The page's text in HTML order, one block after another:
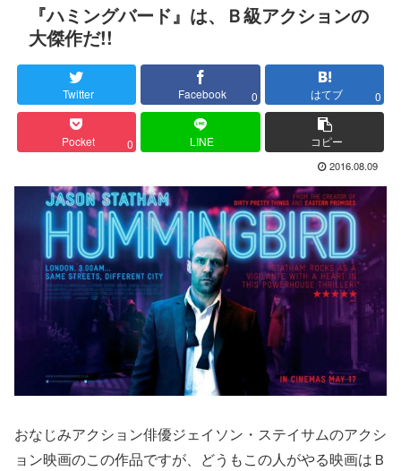
『ハミングバード』は、Ｂ級アクションの
大傑作だ!!
Twitter Facebook 0 はてブ 0
Pocket 0 LINE コピー
2016.08.09
おなじみアクション俳優ジェイソン・ステイサムのアクシ
ョン映画のこの作品ですが、どうもこの人がやる映画はＢ